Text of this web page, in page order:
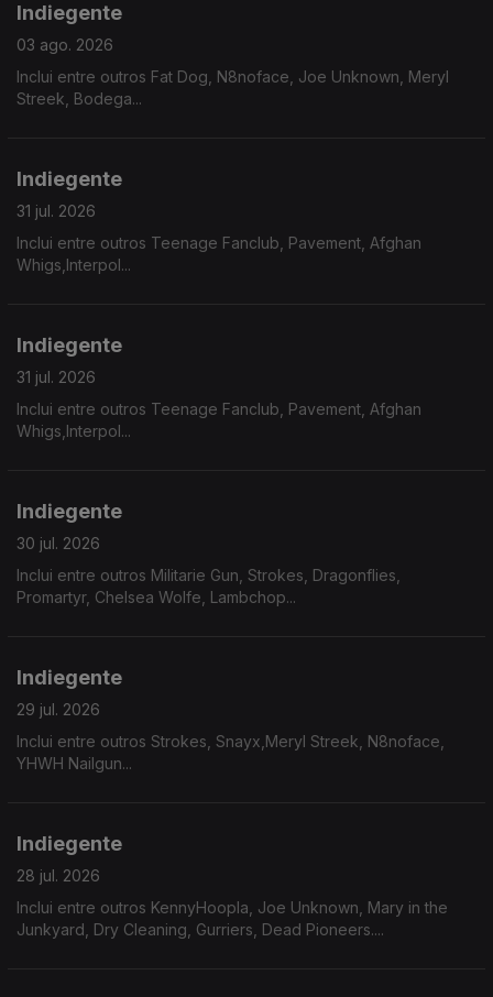
Indiegente
03 ago. 2026
Inclui entre outros Fat Dog, N8noface, Joe Unknown, Meryl
Streek, Bodega...
Indiegente
31 jul. 2026
Inclui entre outros Teenage Fanclub, Pavement, Afghan
Whigs,Interpol...
Indiegente
31 jul. 2026
Inclui entre outros Teenage Fanclub, Pavement, Afghan
Whigs,Interpol...
Indiegente
30 jul. 2026
Inclui entre outros Militarie Gun, Strokes, Dragonflies,
Promartyr, Chelsea Wolfe, Lambchop...
Indiegente
29 jul. 2026
Inclui entre outros Strokes, Snayx,Meryl Streek, N8noface,
YHWH Nailgun...
Indiegente
28 jul. 2026
Inclui entre outros KennyHoopla, Joe Unknown, Mary in the
Junkyard, Dry Cleaning, Gurriers, Dead Pioneers....